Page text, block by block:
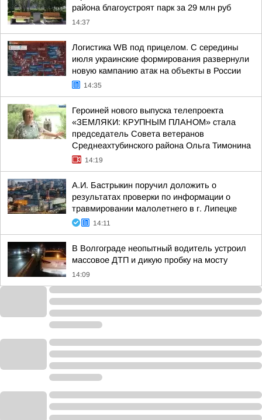
района благоустроят парк за 29 млн руб
14:37
Логистика WB под прицелом. С середины
июля украинские формирования развернули
новую кампанию атак на объекты в России
14:35
Героиней нового выпуска телепроекта
«ЗЕМЛЯКИ: КРУПНЫМ ПЛАНОМ» стала
председатель Совета ветеранов
Среднеахтубинского района Ольга Тимонина
14:19
А.И. Бастрыкин поручил доложить о
результатах проверки по информации о
травмировании малолетнего в г. Липецке
14:11
В Волгограде неопытный водитель устроил
массовое ДТП и дикую пробку на мосту
14:09